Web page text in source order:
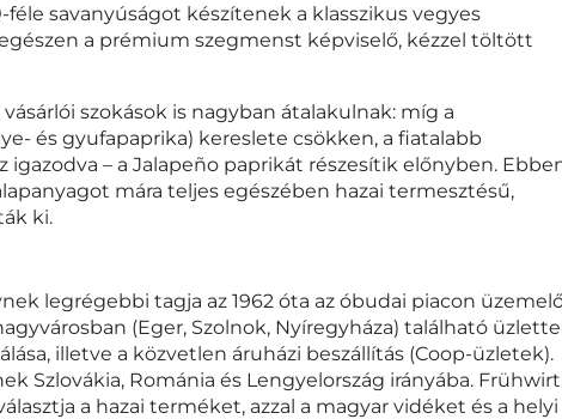
savanyúságot készítenek a klasszikus vegyes
a prémium szegmenst képviselő, kézzel töltött
szokások is nagyban átalakulnak: míg a
és gyufapaprika) kereslete csökken, a fiatalabb
– a Jalapeño paprikát részesítik előnyben.
mára teljes egészében hazai termesztésű,
ki.
legrégebbi tagja az 1962 óta az óbudai piacon
(Eger, Szolnok, Nyíregyháza) található
illetve a közvetlen áruházi beszállítás (Coop-üzletek).
Szlovákia, Románia és Lengyelország irányába.
a hazai terméket, azzal a magyar vidéket és a helyi